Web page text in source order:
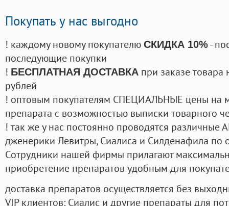
Покупать у нас выгодно
! каждому новому покупателю СКИДКА 10%-
последующие покупки
! БЕСПЛАТНАЯ ДОСТАВКА при заказе
рублей
! оптовым покупателям СПЕЦИАЛЬНЫЕ цены на
препарата с возможностью выписки товарного
! так же у нас постоянно проводятся
дженерики Левитры, Сиалиса и Силденафила по
Cотрудники нашей фирмы прилагают
приобретение препаратов удобным для
доставка препаратов осуществляется без
VIP клиентов: Сиалис и другие препараты для